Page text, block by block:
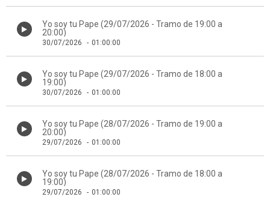
Yo soy tu Pape (29/07/2026 - Tramo de 19:00 a
20:00)
30/07/2026 - 01:00:00
Yo soy tu Pape (29/07/2026 - Tramo de 18:00 a
19:00)
30/07/2026 - 01:00:00
Yo soy tu Pape (28/07/2026 - Tramo de 19:00 a
20:00)
29/07/2026 - 01:00:00
Yo soy tu Pape (28/07/2026 - Tramo de 18:00 a
19:00)
29/07/2026 - 01:00:00